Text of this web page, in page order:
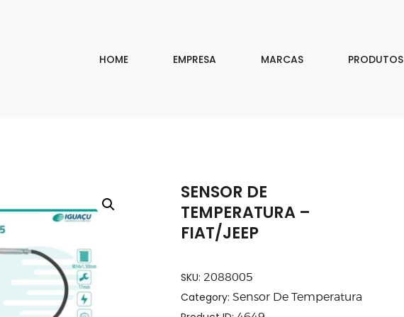
HOME EMPRESA MARCAS PRODUTOS
PRODUTOS
SENSOR DE
TEMPERATURA –
FIAT/JEEP
SKU: 2088005
Category: Sensor De Temperatura
PESQUISAR